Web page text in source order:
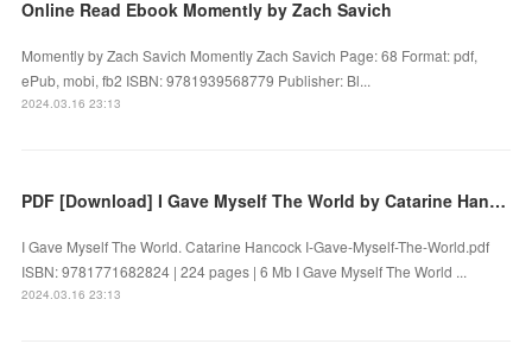
Online Read Ebook Momently by Zach Savich
Momently by Zach Savich Momently Zach Savich Page: 68 Format: pdf,
ePub, mobi, fb2 ISBN: 9781939568779 Publisher: Bl...
2024.03.16 23:13
PDF [Download] I Gave Myself The World by Catarine Hancock
I Gave Myself The World. Catarine Hancock I-Gave-Myself-The-World.pdf
ISBN: 9781771682824 | 224 pages | 6 Mb I Gave Myself The World ...
2024.03.16 23:13